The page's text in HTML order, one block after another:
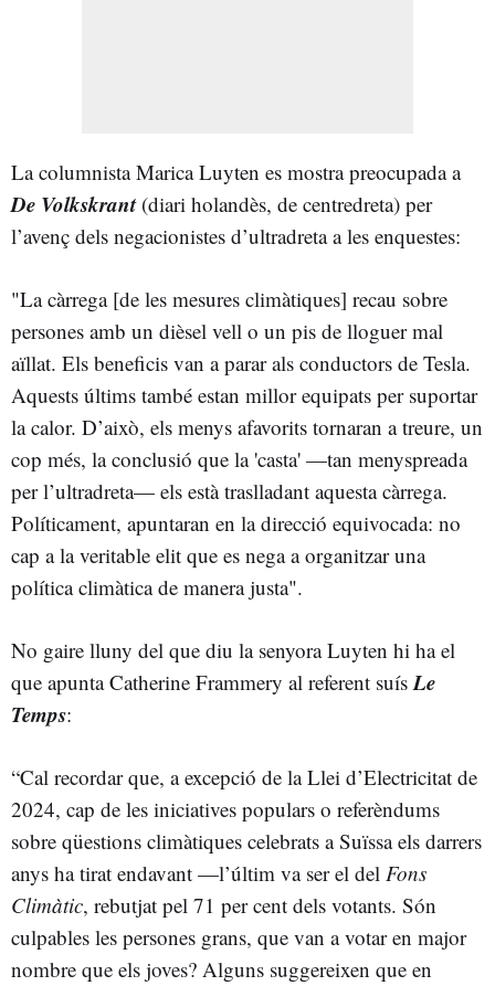
La columnista Marica Luyten es mostra preocupada a
De Volkskrant(diari holandès, de centredreta) per
l’avenç dels negacionistes d’ultradreta a les enquestes:
"La càrrega [de les mesures climàtiques] recau sobre
persones amb un dièsel vell o un pis de lloguer mal
aïllat. Els beneficis van a parar als conductors de Tesla.
Aquests últims també estan millor equipats per suportar
la calor. D’això, els menys afavorits tornaran a treure, un
cop més, la conclusió que la 'casta' —tan menyspreada
per l’ultradreta— els està traslladant aquesta càrrega.
Políticament, apuntaran en la direcció equivocada: no
cap a la veritable elit que es nega a organitzar una
política climàtica de manera justa".
No gaire lluny del que diu la senyora Luyten hi ha el
que apunta Catherine Frammery al referent suísLe
Temps:
“Cal recordar que, a excepció de la Llei d’Electricitat de
2024, cap de les iniciatives populars o referèndums
sobre qüestions climàtiques celebrats a Suïssa els darrers
anys ha tirat endavant —l’últim va ser el del Fons
Climàtic, rebutjat pel 71 per cent dels votants. Són
culpables les persones grans, que van a votar en major
nombre que els joves? Alguns suggereixen que en